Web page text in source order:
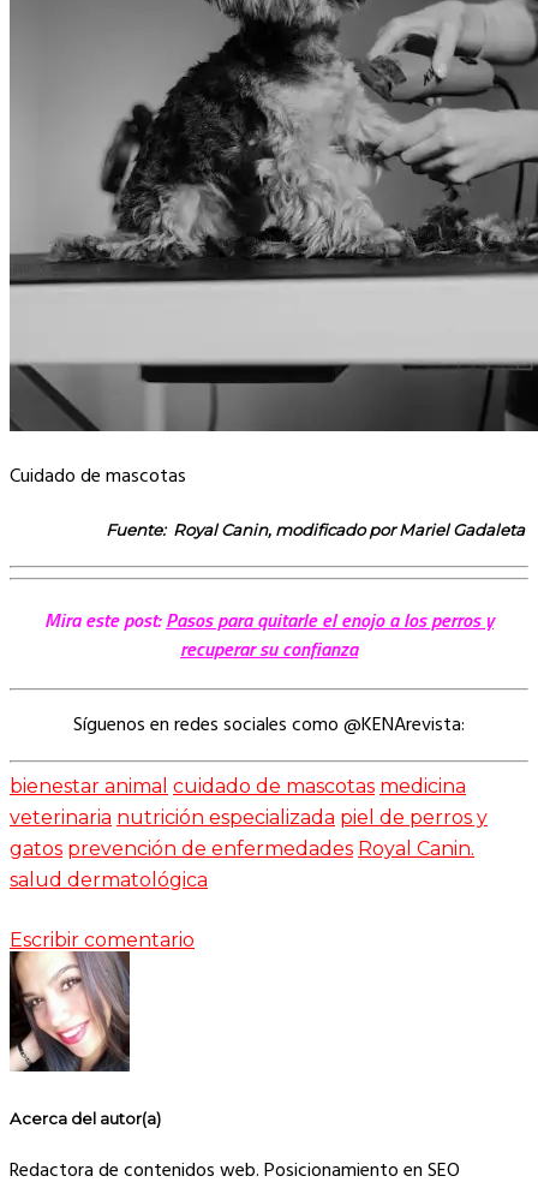
Cuidado de mascotas
Fuente: Royal Canin, modificado por Mariel Gadaleta
Mira este post:Pasos para quitarle el enojo a los perros y
recuperar su confianza
Síguenos en redes sociales como @KENArevista:
bienestar animal cuidado de mascotas medicina
veterinaria nutrición especializada piel de perros y
gatos prevención de enfermedades Royal Canin.
salud dermatológica
Escribir comentario
Acerca del autor(a)
Redactora de contenidos web. Posicionamiento en SEO